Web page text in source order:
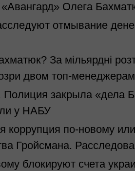
Олега
отмывание
За мільярдні
двом топ-менеджерам
закрыла «дела
у НАБУ
коррупция по-новому
Гройсмана.
блокируют счета